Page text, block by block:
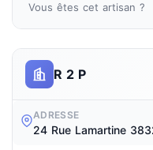
Vous êtes cet artisan ?
R 2 P
ADRESSE
24 Rue Lamartine